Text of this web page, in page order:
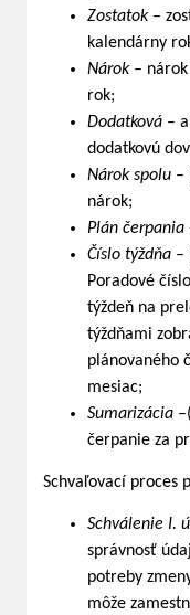
Zostatok –
kalendárny
Nárok –
rok;
Dodatková –
dodatkovú
Nárok spolu –
nárok;
Plán čerpania
Číslo týždňa –
Poradové
týždeň na
týždňami
plánovaného
mesiac;
Sumarizácia
čerpanie za
Schvaľovací proces
Schválenie I.
správnosť
potreby
môže